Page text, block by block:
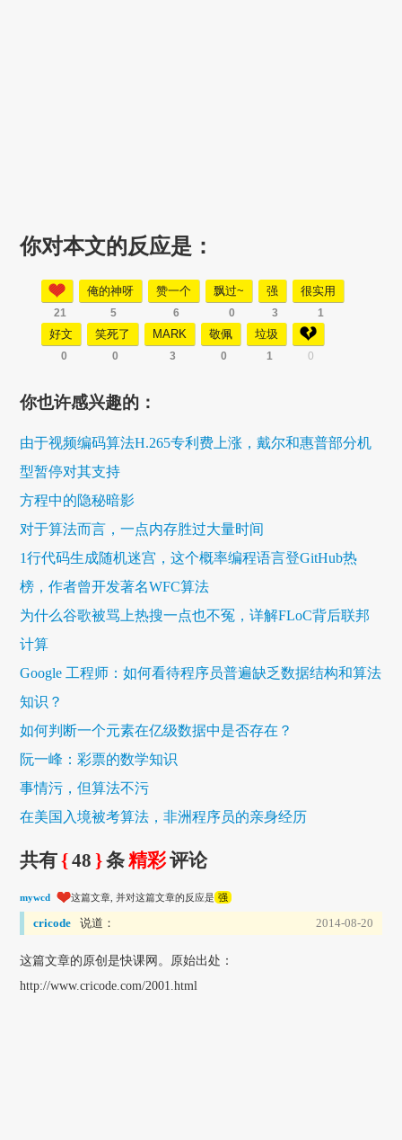
你对本文的反应是：
21
俺的神呀
5
赞一个
6
飘过~
0
强
3
很实用
1
好文
0
笑死了
0
MARK
3
敬佩
0
垃圾
1 0
你也许感兴趣的：
由于视频编码算法H.265专利费上涨，戴尔和惠普部分机
型暂停对其支持
方程中的隐秘暗影
对于算法而言，一点内存胜过大量时间
1行代码生成随机迷宫，这个概率编程语言登GitHub热
榜，作者曾开发著名WFC算法
为什么谷歌被骂上热搜一点也不冤，详解FLoC背后联邦
计算
Google 工程师：如何看待程序员普遍缺乏数据结构和算法
知识？
如何判断一个元素在亿级数据中是否存在？
阮一峰：彩票的数学知识
事情污，但算法不污
在美国入境被考算法，非洲程序员的亲身经历
共有{48 }条精彩评论
mywcd 这篇文章, 并对这篇文章的反应是 强
cricode 说道： 2014-08-20
这篇文章的原创是快课网。原始出处：
http://www.cricode.com/2001.html